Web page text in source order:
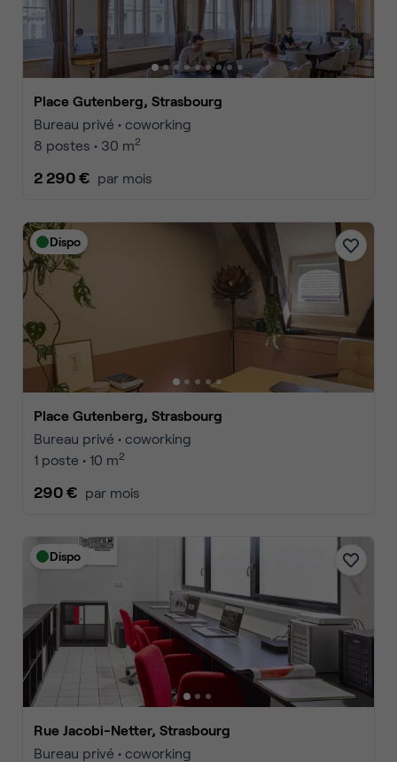
Place Gutenberg, Strasbourg
Bureau privé • coworking
8 postes • 30 m2
2 290 € par mois
Dispo
Place Gutenberg, Strasbourg
Bureau privé • coworking
1 poste • 10 m2
290 € par mois
Dispo
Rue Jacobi-Netter, Strasbourg
Bureau privé • coworking